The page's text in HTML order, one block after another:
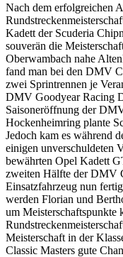
Nach dem erfolgreichen
Kadett der Scuderia
souverän die
Oberwambach nahe
fand man bei den DMV
zwei Sprintrennen je
DMV Goodyear Racing
Saisoneröffnung der
Hockenheimring plante
Jedoch kam es während
einigen unverschuldeten
bewährten Opel Kadett
zweiten Hälfte der DMV
Einsatzfahrzeug nun
werden Florian und
um
Meisterschaft in der
Classic Masters gute